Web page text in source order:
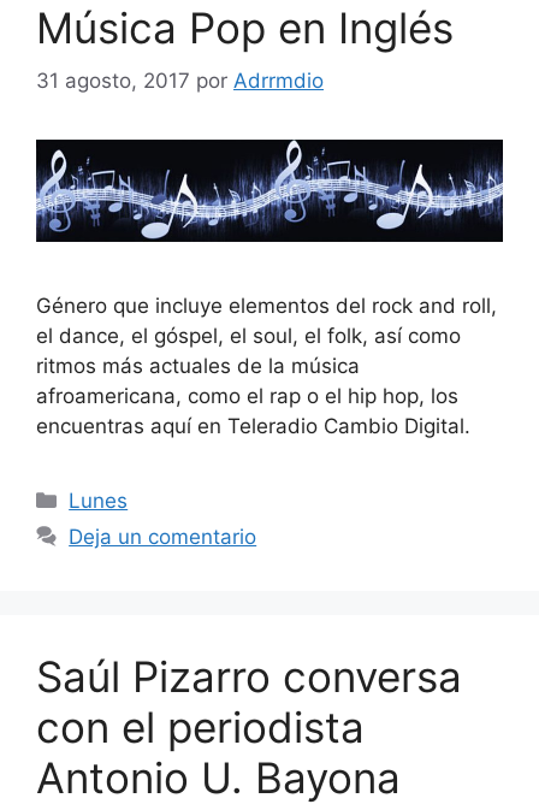
Música Pop en Inglés
31 agosto, 2017 por Adrrmdio
Género que incluye elementos del rock and roll,
el dance, el góspel, el soul, el folk, así como
ritmos más actuales de la música
afroamericana, como el rap o el hip hop, los
encuentras aquí en Teleradio Cambio Digital.
Categorías
Lunes
Deja un comentario
Saúl Pizarro conversa
con el periodista
Antonio U. Bayona